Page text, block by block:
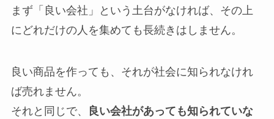
まず「良い会社」という土台がなければ、その上
にどれだけの人を集めても長続きはしません。
良い商品を作っても、それが社会に知られなけれ
ば売れません。
それと同じで、
良い会社があっても知られていな